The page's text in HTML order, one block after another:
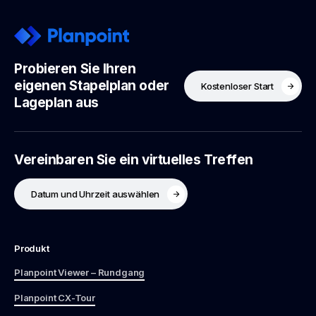
Probieren Sie Ihren
eigenen Stapelplan oder
Lageplan aus
Kostenloser Start
Vereinbaren Sie ein virtuelles Treffen
Datum und Uhrzeit auswählen
Produkt
Planpoint Viewer – Rundgang
Planpoint CX-Tour